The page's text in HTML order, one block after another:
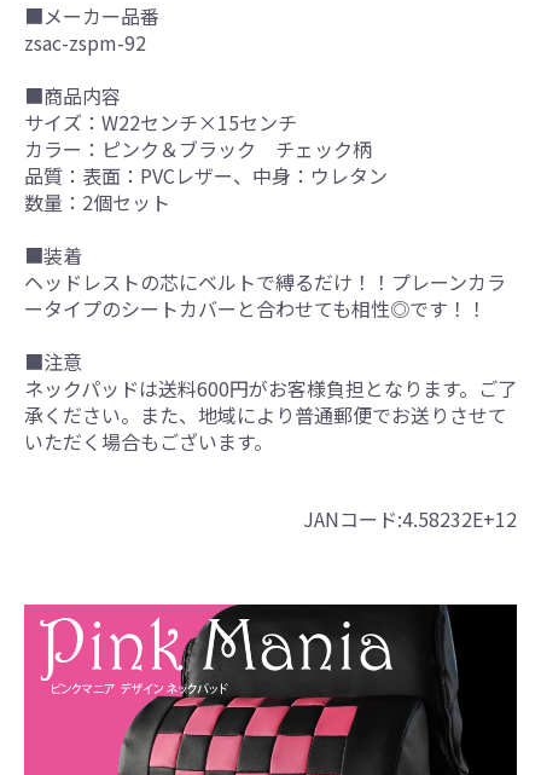
■メーカー品番
zsac-zspm-92
■商品内容
サイズ：W22センチ×15センチ
カラー：ピンク＆ブラック チェック柄
品質：表面：PVCレザー、中身：ウレタン
数量：2個セット
■装着
ヘッドレストの芯にベルトで縛るだけ！！プレーンカラ
ータイプのシートカバーと合わせても相性◎です！！
■注意
ネックパッドは送料600円がお客様負担となります。ご了
承ください。また、地域により普通郵便でお送りさせて
いただく場合もございます。
JANコード:4.58232E+12